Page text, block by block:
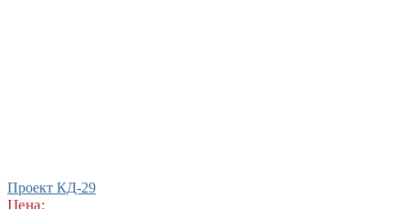
Проект КД-29
Цена: